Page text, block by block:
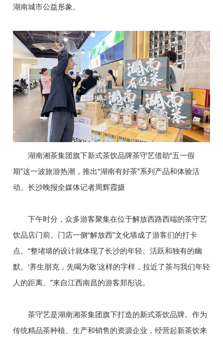
湖南城市公益形象。
湖南湘茶集团旗下新式茶饮品牌茶守艺借助“五一假
期”这一波旅游热潮，推出“湖南有好茶”系列产品和体验活
动。长沙晚报全媒体记者周辉霞摄
下午时分，众多游客聚集在位于解放西路西端的茶守艺
饮品店门前。门店一侧“解放西”文化墙成了游客们的打卡
点。“整堵墙的设计就体现了长沙的年轻、活跃和独有的幽
默。‘养生朋克，先喝为敬’这样的字样，拉近了茶与我们年轻
人的距离。”来自江西南昌的游客郑彤说。
茶守艺是湖南湘茶集团旗下打造的新式茶饮品牌。作为
传统精品茶种植、生产和销售的资源企业，经营起新茶饮来